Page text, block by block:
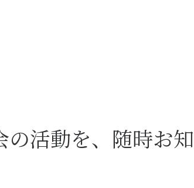
の活動を、随時お